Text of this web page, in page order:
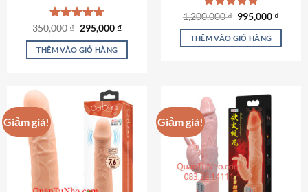
Được xếp
hạng4.79
5 sao
350,000₫ Giá
là:
350,000 ₫.
295,000₫Giá
tại
THÊM VÀO GIỎ HÀNG
Được xếp
hạng4.82
5 sao
1,200,000₫ Giá
là:
1,200,000 ₫.
995,000₫Giá
tại
THÊM VÀO GIỎ HÀNG
Giảm giá! Giảm giá!